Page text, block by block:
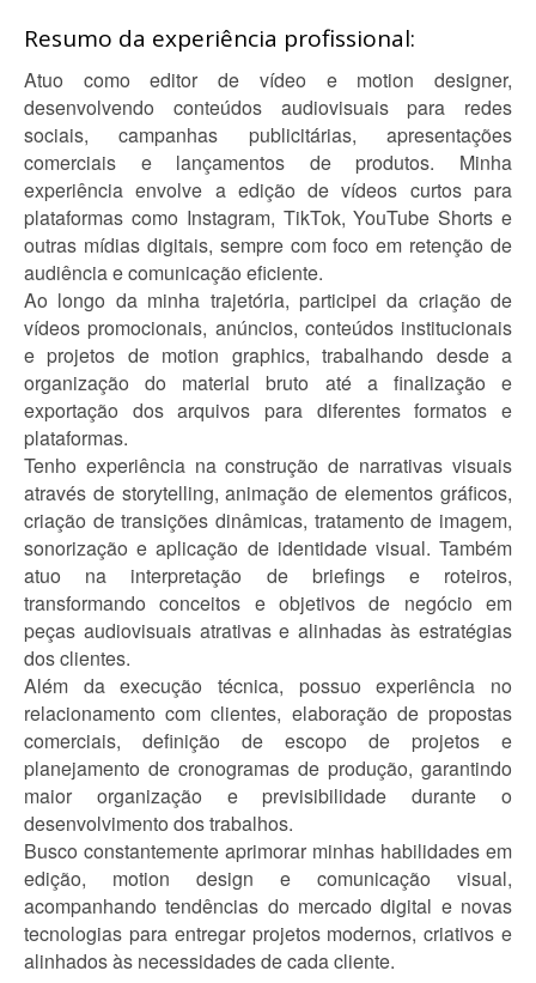
Resumo da experiência profissional:
Atuo como editor de vídeo e motion designer,
desenvolvendo conteúdos audiovisuais para redes
sociais, campanhas publicitárias, apresentações
comerciais e lançamentos de produtos. Minha
experiência envolve a edição de vídeos curtos para
plataformas como Instagram, TikTok, YouTube Shorts e
outras mídias digitais, sempre com foco em retenção de
audiência e comunicação eficiente.
Ao longo da minha trajetória, participei da criação de
vídeos promocionais, anúncios, conteúdos institucionais
e projetos de motion graphics, trabalhando desde a
organização do material bruto até a finalização e
exportação dos arquivos para diferentes formatos e
plataformas.
Tenho experiência na construção de narrativas visuais
através de storytelling, animação de elementos gráficos,
criação de transições dinâmicas, tratamento de imagem,
sonorização e aplicação de identidade visual. Também
atuo na interpretação de briefings e roteiros,
transformando conceitos e objetivos de negócio em
peças audiovisuais atrativas e alinhadas às estratégias
dos clientes.
Além da execução técnica, possuo experiência no
relacionamento com clientes, elaboração de propostas
comerciais, definição de escopo de projetos e
planejamento de cronogramas de produção, garantindo
maior organização e previsibilidade durante o
desenvolvimento dos trabalhos.
Busco constantemente aprimorar minhas habilidades em
edição, motion design e comunicação visual,
acompanhando tendências do mercado digital e novas
tecnologias para entregar projetos modernos, criativos e
alinhados às necessidades de cada cliente.